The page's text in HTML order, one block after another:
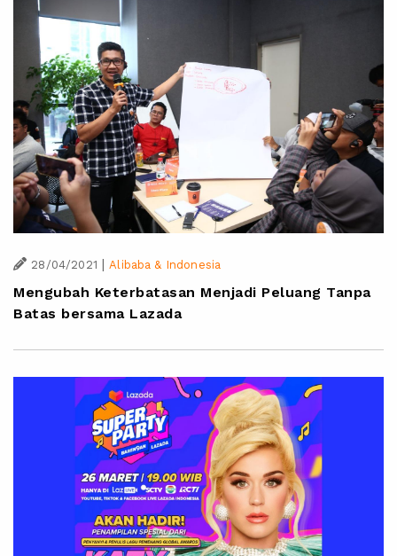
28/04/2021 Alibaba & Indonesia
Mengubah Keterbatasan Menjadi Peluang Tanpa
Batas bersama Lazada